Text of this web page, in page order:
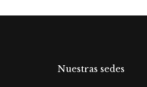
Nuestras sedes